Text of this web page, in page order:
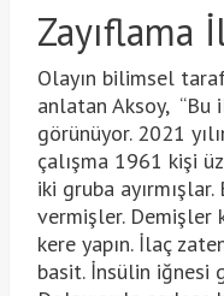
Zayıflama
Olayın bilimsel
anlatan Aksoy,
görünüyor. 2021
çalışma 1961 kişi
iki gruba
vermişler. Demişler
kere yapın. İlaç
basit. İnsülin iğnesi